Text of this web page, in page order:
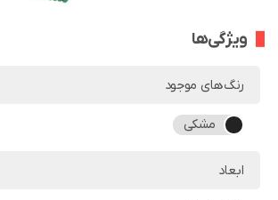
ویژگی‌ها
رنگ‌های موجود
مشکی
ابعاد